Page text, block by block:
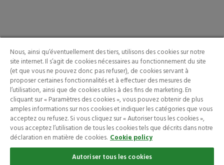
PRODUITS
INSPIRATION
CONTACTEZ-NOUS
© 2026 Arvesta. Tous les droits sont réservés.
Terms & Conditions Cookie Policy Privacy Policy
Nous, ainsi qu’éventuellement des tiers, utilisons des cookies sur notre
site internet. Il s’agit de cookies nécessaires au fonctionnement du site
(et que vous ne pouvez donc pas refuser), de cookies servant à
proposer certaines fonctionnalités et à effectuer des mesures de
l’utilisation, ainsi que de cookies utiles à des fins de marketing. En
cliquant sur « Paramètres des cookies », vous pouvez obtenir de plus
amples informations sur nos cookies et indiquer les catégories que vous
acceptez ou refusez. Si vous cliquez sur « Autoriser tous les cookies »,
vous acceptez l’utilisation de tous les cookies tels que décrits dans notre
déclaration en matière de cookies. Cookie policy
Autoriser tous les cookies